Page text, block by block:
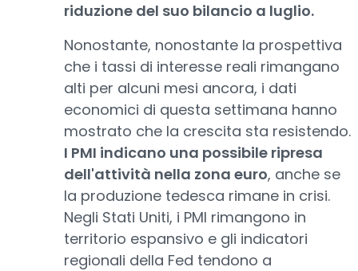
riduzione del suo bilancio a luglio.
Nonostante, nonostante la prospettiva
che i tassi di interesse reali rimangano
alti per alcuni mesi ancora, i dati
economici di questa settimana hanno
mostrato che la crescita sta resistendo.
I PMI indicano una possibile ripresa
dell'attività nella zona euro, anche se
la produzione tedesca rimane in crisi.
Negli Stati Uniti, i PMI rimangono in
territorio espansivo e gli indicatori
regionali della Fed tendono a